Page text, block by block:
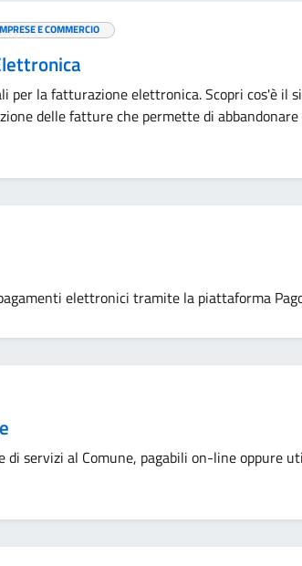
E COMMERCIO
per la fatturazione elettronica. Scopri cos'è il
delle fatture che permette di
elettronici tramite la piattaforma
di servizi al Comune, pagabili on-line oppure